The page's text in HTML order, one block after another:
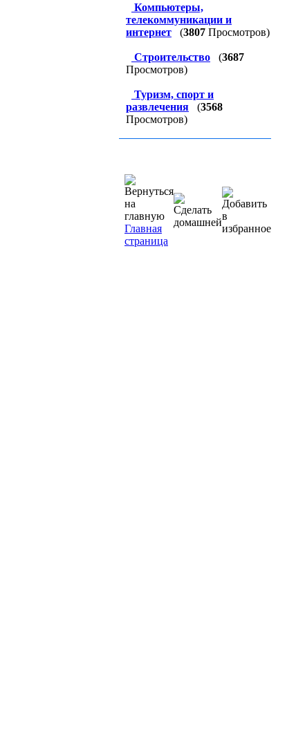
Компьютеры,
телекоммуникации и
интернет
(3807 Просмотров)
Строительство (3687
Просмотров)
Туризм, спорт и
развлечения
(3568
Просмотров)
Главная
страница